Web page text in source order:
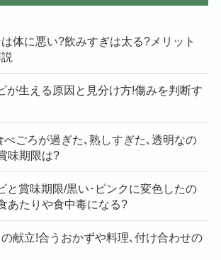
体に悪い?飲みすぎは太る?メリット
が生える原因と見分け方!傷みを判断す
べごろが過ぎた､熟しすぎた､透明なの
味期限は?
と賞味期限/黒い･ピンクに変色したの
あたりや食中毒になる?
献立!合うおかずや料理､付け合わせの